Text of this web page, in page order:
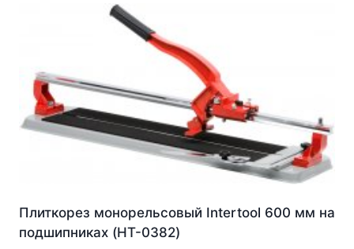
Плиткорез монорельсовый Intertool 600 мм на
подшипниках (HT-0382)